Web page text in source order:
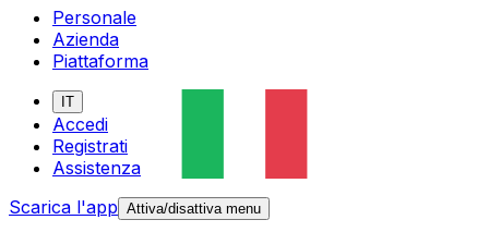
Personale
Azienda
Piattaforma
IT
Accedi
Registrati
Assistenza
Scarica l'app Attiva/disattiva menu